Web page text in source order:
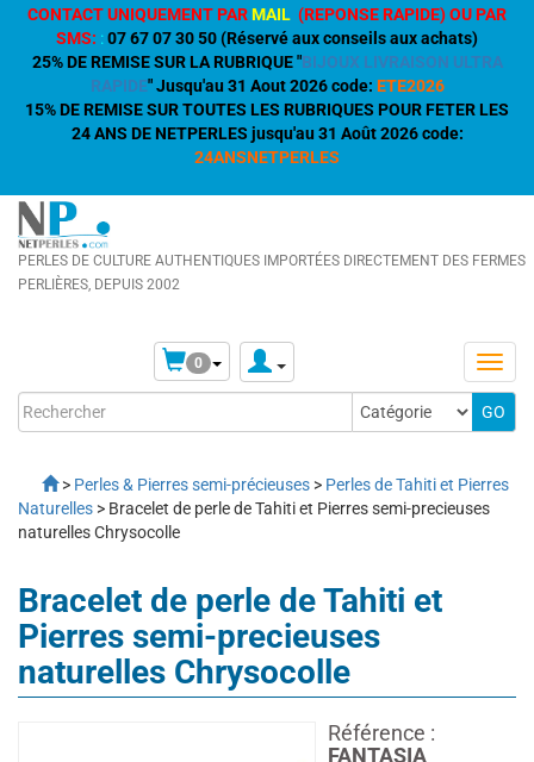
CONTACT UNIQUEMENT PARMAIL (REPONSE RAPIDE) OU PAR
SMS: :07 67 07 30 50 (Réservé aux conseils aux achats)
25% DE REMISE SUR LA RUBRIQUE "BIJOUX LIVRAISON ULTRA
RAPIDE" Jusqu'au 31 Aout 2026 code: ETE2026
15% DE REMISE SUR TOUTES LES RUBRIQUES POUR FETER LES
24 ANS DE NETPERLES jusqu'au 31 Août 2026 code:
24ANSNETPERLES
PERLES DE CULTURE AUTHENTIQUES IMPORTÉES DIRECTEMENT DES FERMES
PERLIÈRES, DEPUIS 2002
0
> Perles & Pierres semi-précieuses > Perles de Tahiti et Pierres
Naturelles > Bracelet de perle de Tahiti et Pierres semi-precieuses
naturelles Chrysocolle
Bracelet de perle de Tahiti et
Pierres semi-precieuses
naturelles Chrysocolle
Référence :
FANTASIA